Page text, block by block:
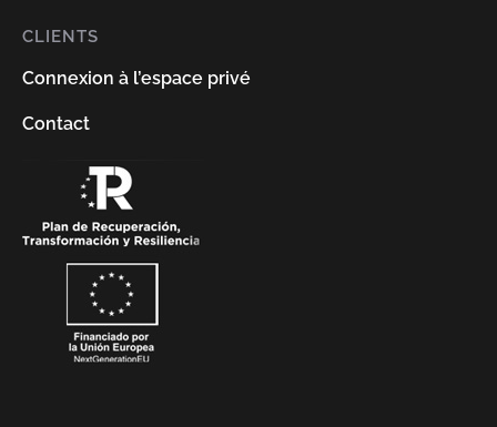
CLIENTS
Connexion à l’espace privé
Contact